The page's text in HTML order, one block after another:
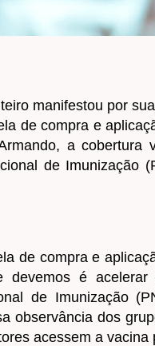
manifestou por
de compra e
a cobertura
de Imunização
de compra e
devemos é
de Imunização
observância dos
acessem a